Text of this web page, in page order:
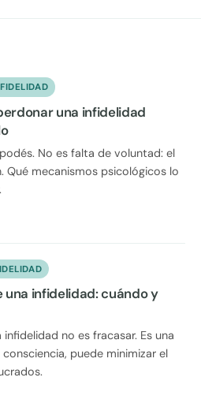
una infidelidad
No es falta de voluntad: el
Qué mecanismos psicológicos lo
una infidelidad: cuándo y
no es fracasar. Es una
puede minimizar el